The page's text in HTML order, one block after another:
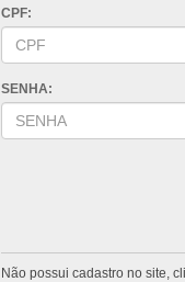
CPF:
SENHA:
Não possui cadastro no site,